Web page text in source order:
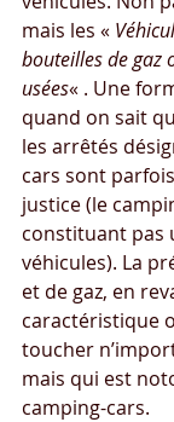
mais les «
bouteilles de gaz
usées« . Une
quand on sait
les arrêtés
cars sont
justice (le
constituant pas
véhicules). La
et de gaz, en
caractéristique
toucher
mais qui est
camping-cars.